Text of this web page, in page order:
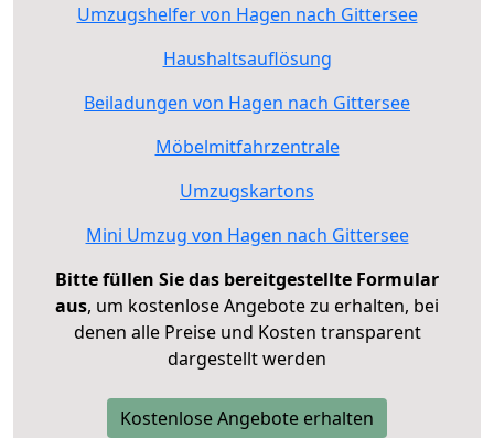
Umzugshelfer von Hagen nach Gittersee
Haushaltsauflösung
Beiladungen von Hagen nach Gittersee
Möbelmitfahrzentrale
Umzugskartons
Mini Umzug von Hagen nach Gittersee
Bitte füllen Sie das bereitgestellte Formular
aus, um kostenlose Angebote zu erhalten, bei
denen alle Preise und Kosten transparent
dargestellt werden
Kostenlose Angebote erhalten